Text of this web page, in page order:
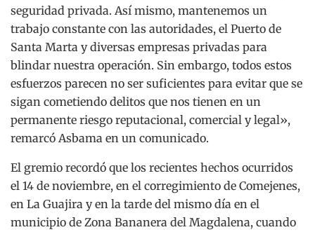
seguridad privada. Así mismo, mantenemos un
trabajo constante con las autoridades, el Puerto de
Santa Marta y diversas empresas privadas para
blindar nuestra operación. Sin embargo, todos estos
esfuerzos parecen no ser suficientes para evitar que se
sigan cometiendo delitos que nos tienen en un
permanente riesgo reputacional, comercial y legal»,
remarcó Asbama en un comunicado.
El gremio recordó que los recientes hechos ocurridos
el 14 de noviembre, en el corregimiento de Comejenes,
en La Guajira y en la tarde del mismo día en el
municipio de Zona Bananera del Magdalena, cuando